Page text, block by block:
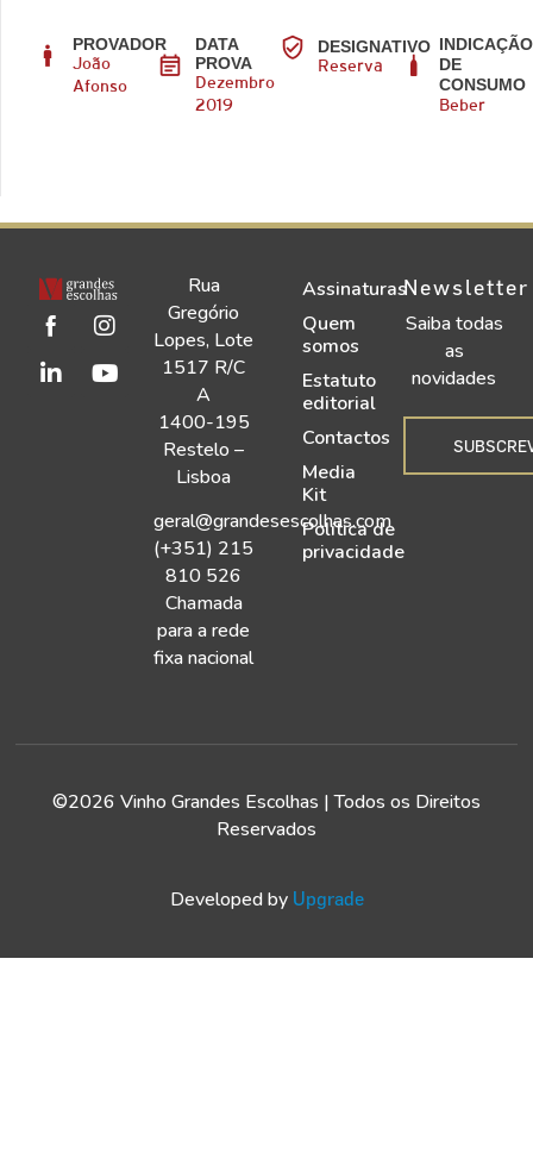
PROVADOR
João
Afonso
DATA
PROVA
Dezembro
2019
DESIGNATIVO
Reserva
INDICAÇÃO
DE
CONSUMO
Beber
Rua
Gregório
Lopes, Lote
1517 R/C
A
1400-195
Restelo –
Lisboa
geral@grandesescolhas.com
(+351) 215
810 526
Chamada
para a rede
fixa nacional
Assinaturas
Quem
somos
Estatuto
editorial
Contactos
Media
Kit
Política de
privacidade
Newsletter
Saiba todas
as
novidades
©2026 Vinho Grandes Escolhas | Todos os Direitos
Reservados
Developed by Upgrade